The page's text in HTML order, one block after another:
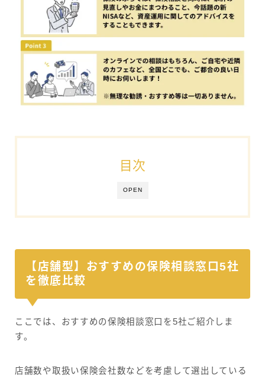
OPEN
目次
【店舗型】おすすめの保険相談窓口5社
を徹底比較
ここでは、おすすめの保険相談窓口を5社ご紹介しま
す。
店舗数や取扱い保険会社数などを考慮して選出している